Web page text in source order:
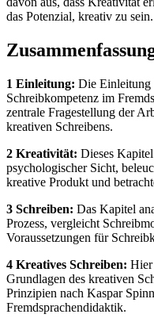
das Potenzial, kreativ zu sein.
1 Einleitung: Die Einleitung
Schreibkompetenz im
zentrale Fragestellung der
kreativen Schreibens.
2 Kreativität: Dieses
psychologischer Sicht,
kreative Produkt und
3 Schreiben: Das Kapitel
Prozess, vergleicht
Voraussetzungen für
4 Kreatives Schreiben: Hier
Grundlagen des kreativen
Prinzipien nach Kaspar
Fremdsprachendidaktik.